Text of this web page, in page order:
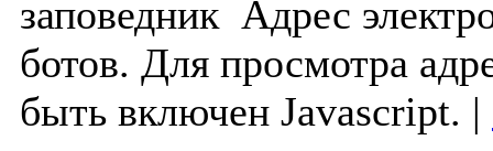
заповедник Адрес
ботов. Для просмотра
быть включен Javascript. |